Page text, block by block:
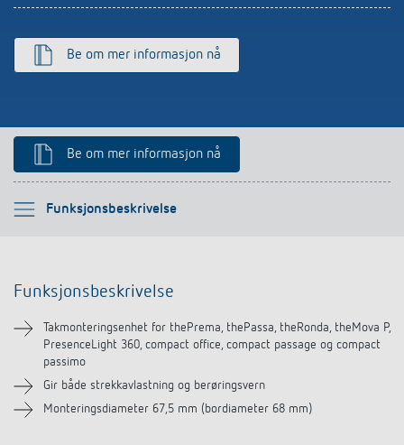
Be om mer informasjon nå
Be om mer informasjon nå
Funksjonsbeskrivelse
Vennligst velg
Nedlastinger
Lignende produkter
Funksjonsbeskrivelse
Takmonteringsenhet for thePrema, thePassa, theRonda, theMova P,
PresenceLight 360, compact office, compact passage og compact
passimo
Gir både strekkavlastning og berøringsvern
Monteringsdiameter 67,5 mm (bordiameter 68 mm)